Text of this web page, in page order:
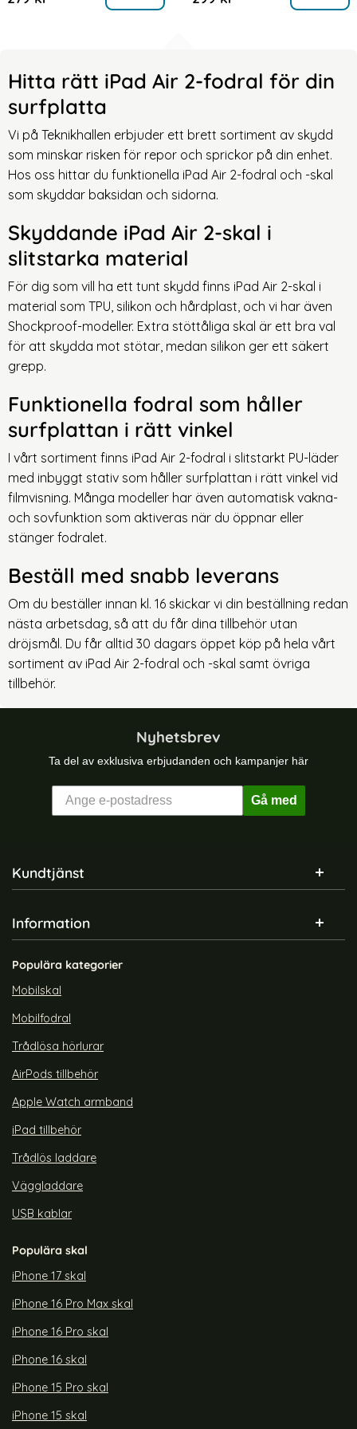
Hitta rätt iPad Air 2-fodral för din
surfplatta
Vi på Teknikhallen erbjuder ett brett sortiment av skydd
som minskar risken för repor och sprickor på din enhet.
Hos oss hittar du funktionella iPad Air 2-fodral och -skal
som skyddar baksidan och sidorna.
Skyddande iPad Air 2-skal i
slitstarka material
För dig som vill ha ett tunt skydd finns iPad Air 2-skal i
material som TPU, silikon och hårdplast, och vi har även
Shockproof-modeller. Extra stöttåliga skal är ett bra val
för att skydda mot stötar, medan silikon ger ett säkert
grepp.
Funktionella fodral som håller
surfplattan i rätt vinkel
I vårt sortiment finns iPad Air 2-fodral i slitstarkt PU-läder
med inbyggt stativ som håller surfplattan i rätt vinkel vid
filmvisning. Många modeller har även automatisk vakna-
och sovfunktion som aktiveras när du öppnar eller
stänger fodralet.
Beställ med snabb leverans
Om du beställer innan kl. 16 skickar vi din beställning redan
nästa arbetsdag, så att du får dina tillbehör utan
dröjsmål. Du får alltid 30 dagars öppet köp på hela vårt
sortiment av iPad Air 2-fodral och -skal samt övriga
tillbehör.
Nyhetsbrev
Ta del av exklusiva erbjudanden och kampanjer här
Gå med
Sidfot Blandad info och länkar
Kundtjänst
Information
Populära kategorier
Mobilskal
Mobilfodral
Trådlösa hörlurar
AirPods tillbehör
Apple Watch armband
iPad tillbehör
Trådlös laddare
Väggladdare
USB kablar
Populära skal
iPhone 17 skal
iPhone 16 Pro Max skal
iPhone 16 Pro skal
iPhone 16 skal
iPhone 15 Pro skal
iPhone 15 skal